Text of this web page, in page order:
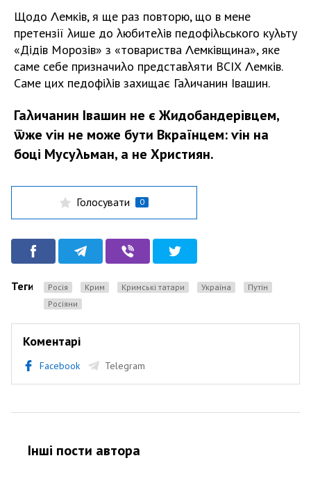
Щодо Λемків, я ще раз повторю, що в мене
претензії λише до λюбитеλів педофіλьського куλьту
«Дідів Морозів» з «товариства Λемківщина», яке
саме себе призначиλо представλяти ВСІХ Λемків.
Саме цих педофіλів захищає Гаλичанин Івашин.
Гаλичанин Івашин не є Жидобандерівцем,
ѿже ѵін не може бути Вкраїнцем: ѵін на
боці Мусуλьман, а не Християн.
Голосувати 0
Теги Росія Крим кримські татари Україна
Путін
росіяни
Коментарі
Facebook Telegram
Інші пости автора